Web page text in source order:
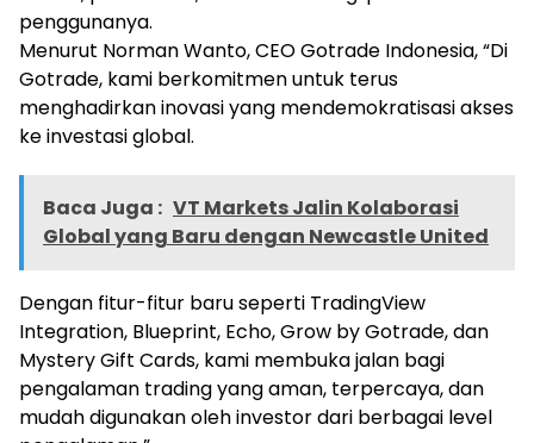
penggunanya.
Menurut Norman Wanto, CEO Gotrade Indonesia, “Di
Gotrade, kami berkomitmen untuk terus
menghadirkan inovasi yang mendemokratisasi akses
ke investasi global.
Baca Juga : VT Markets Jalin Kolaborasi
Global yang Baru dengan Newcastle United
Dengan fitur-fitur baru seperti TradingView
Integration, Blueprint, Echo, Grow by Gotrade, dan
Mystery Gift Cards, kami membuka jalan bagi
pengalaman trading yang aman, terpercaya, dan
mudah digunakan oleh investor dari berbagai level